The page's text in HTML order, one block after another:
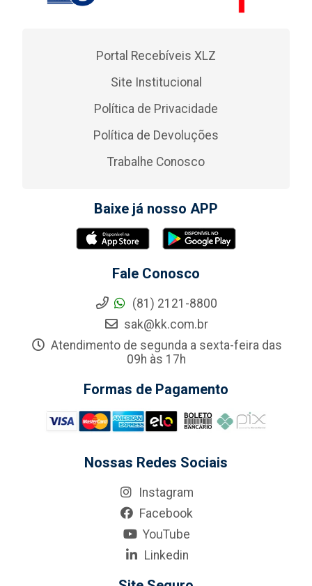
Portal Recebíveis XLZ
Site Institucional
Política de Privacidade
Política de Devoluções
Trabalhe Conosco
Baixe já nosso APP
Fale Conosco
(81) 2121-8800
sak@kk.com.br
Atendimento de segunda a sexta-feira das
09h às 17h
Formas de Pagamento
Nossas Redes Sociais
Instagram
Facebook
YouTube
Linkedin